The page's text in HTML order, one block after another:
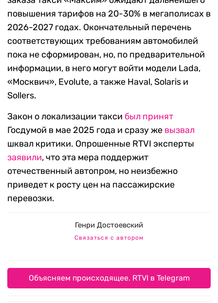
повышения тарифов на 20-30% в мегаполисах в
2026-2027 годах. Окончательный перечень
соответствующих требованиям автомобилей
пока не сформирован, но, по предварительной
информации, в него могут войти модели Lada,
«Москвич», Evolute, а также Haval, Solaris и
Sollers.
Закон о локализации такси был принят
Госдумой в мае 2025 года и сразу же вызвал
шквал критики. Опрошенные RTVI эксперты
заявили, что эта мера поддержит
отечественный автопром, но неизбежно
приведет к росту цен на пассажирские
перевозки.
Генри Достоевский
Связаться с автором
Объясняем происходящее. RTVI в Telegram